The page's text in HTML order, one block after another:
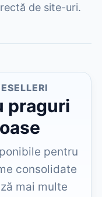
de site-uri.
praguri
pentru
consolidate
mai multe